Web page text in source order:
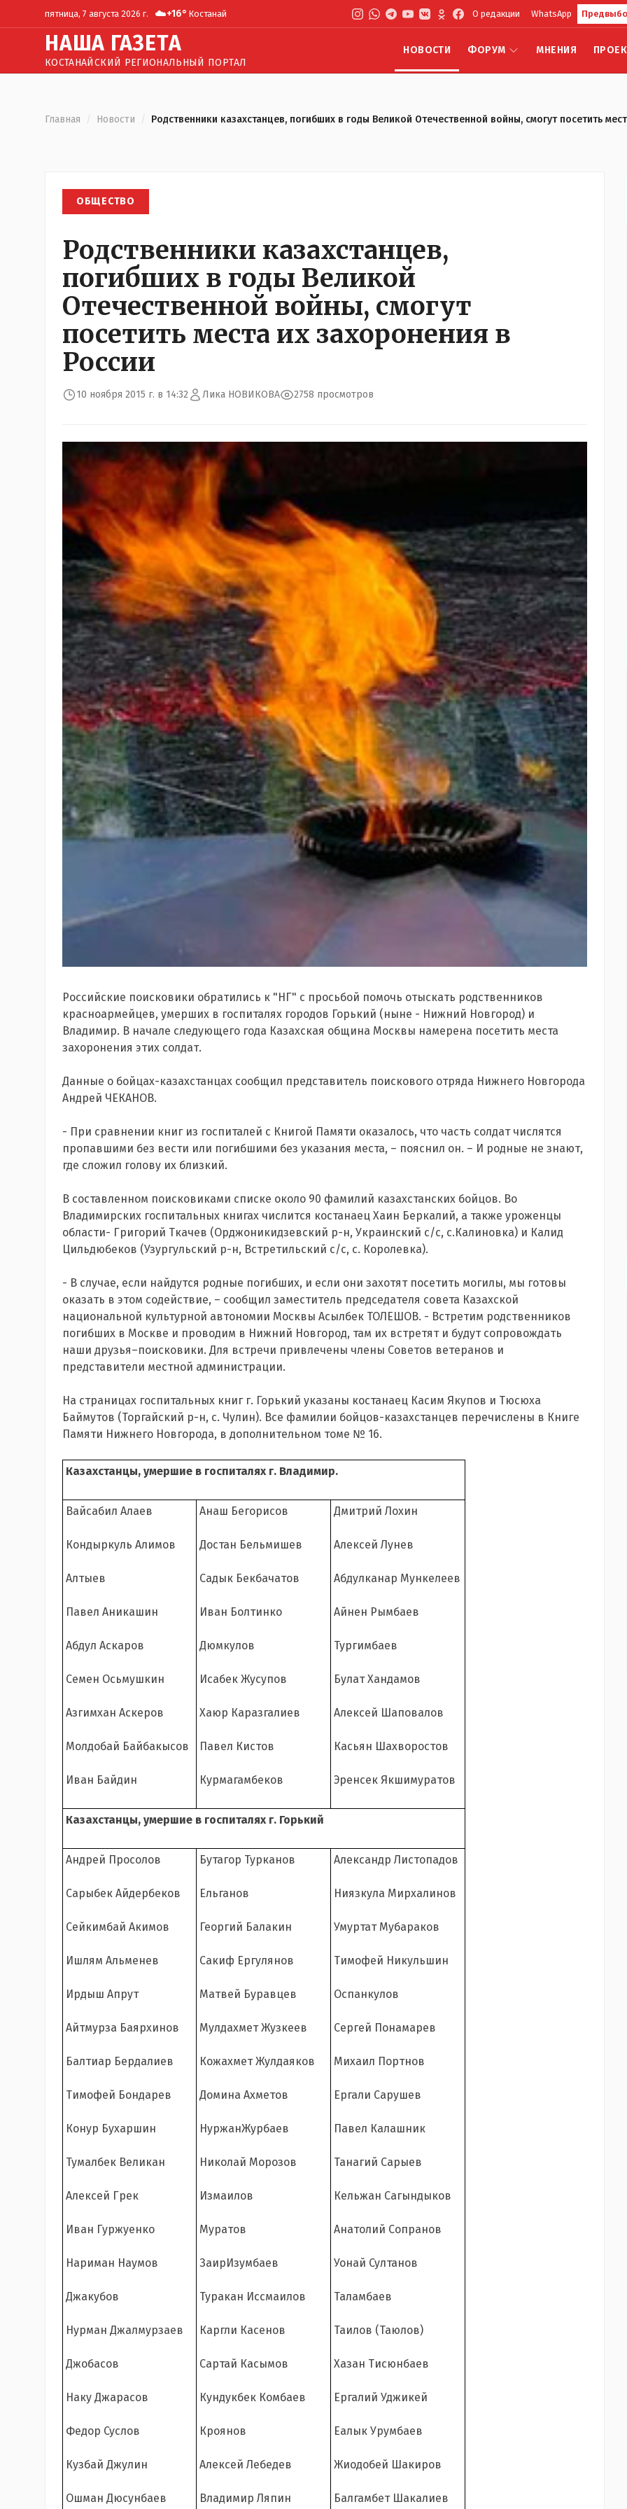
пятница, 7 августа 2026 г. ☁️+16° Костанай О редакции WhatsApp
НАША ГАЗЕТА
КОСТАНАЙСКИЙ РЕГИОНАЛЬНЫЙ ПОРТАЛ
НОВОСТИ ФОРУМ МНЕНИЯ
Главная / Новости / Родственники казахстанцев, погибших в годы Великой Отечественной войны, смогут посетить
ОБЩЕСТВО
Родственники казахстанцев,
погибших в годы Великой
Отечественной войны, смогут
посетить места их захоронения в
России
10 ноября 2015 г. в 14:32 Лика НОВИКОВА 2758 просмотров
Российские поисковики обратились к "НГ" с просьбой помочь отыскать родственников
красноармейцев, умерших в госпиталях городов Горький (ныне - Нижний Новгород) и
Владимир. В начале следующего года Казахская община Москвы намерена посетить места
захоронения этих солдат.
Данные о бойцах-казахстанцах сообщил представитель поискового отряда Нижнего Новгорода
Андрей ЧЕКАНОВ.
- При сравнении книг из госпиталей с Книгой Памяти оказалось, что часть солдат числятся
пропавшими без вести или погибшими без указания места, – пояснил он. – И родные не знают,
где сложил голову их близкий.
В составленном поисковиками списке около 90 фамилий казахстанских бойцов. Во
Владимирских госпитальных книгах числится костанаец Хаин Беркалий, а также уроженцы
области- Григорий Ткачев (Орджоникидзевский р-н, Украинский с/с, с.Калиновка) и Калид
Цильдюбеков (Узургульский р-н, Встретильский с/с, с. Королевка).
- В случае, если найдутся родные погибших, и если они захотят посетить могилы, мы готовы
оказать в этом содействие, – сообщил заместитель председателя совета Казахской
национальной культурной автономии Москвы Асылбек ТОЛЕШОВ. - Встретим родственников
погибших в Москве и проводим в Нижний Новгород, там их встретят и будут сопровождать
наши друзья–поисковики. Для встречи привлечены члены Советов ветеранов и
представители местной администрации.
На страницах госпитальных книг г. Горький указаны костанаец Касим Якупов и Тюсюха
Баймутов (Торгайский р-н, с. Чулин). Все фамилии бойцов-казахстанцев перечислены в Книге
Памяти Нижнего Новгорода, в дополнительном томе № 16.
Казахстанцы, умершие в госпиталях г. Владимир.
Вайсабил Алаев
Кондыркуль Алимов
Алтыев
Павел Аникашин
Абдул Аскаров
Семен Осьмушкин
Азгимхан Аскеров
Молдобай Байбакысов
Иван Байдин
Анаш Бегорисов
Достан Бельмишев
Садык Бекбачатов
Иван Болтинко
Дюмкулов
Исабек Жусупов
Хаюр Каразгалиев
Павел Кистов
Курмагамбеков
Дмитрий Лохин
Алексей Лунев
Абдулканар Мункелеев
Айнен Рымбаев
Тургимбаев
Булат Хандамов
Алексей Шаповалов
Касьян Шахворостов
Эренсек Якшимуратов
Казахстанцы, умершие в госпиталях г. Горький
Андрей Просолов
Сарыбек Айдербеков
Сейкимбай Акимов
Ишлям Альменев
Ирдыш Апрут
Айтмурза Баярхинов
Балтиар Бердалиев
Тимофей Бондарев
Конур Бухаршин
Тумалбек Великан
Алексей Грек
Иван Гуржуенко
Нариман Наумов
Джакубов
Нурман Джалмурзаев
Джобасов
Наку Джарасов
Федор Суслов
Кузбай Джулин
Ошман Дюсунбаев
Бутагор Турканов
Ельганов
Георгий Балакин
Сакиф Ергулянов
Матвей Буравцев
Мулдахмет Жузкеев
Кожахмет Жулдаяков
Домина Ахметов
НуржанЖурбаев
Николай Морозов
Измаилов
Муратов
ЗаирИзумбаев
Туракан Иссмаилов
Каргли Касенов
Сартай Касымов
Кундукбек Комбаев
Кроянов
Алексей Лебедев
Владимир Ляпин
Александр Листопадов
Ниязкула Мирхалинов
Умуртат Мубараков
Тимофей Никульшин
Оспанкулов
Сергей Понамарев
Михаил Портнов
Ергали Сарушев
Павел Калашник
Танагий Сарыев
Кельжан Сагындыков
Анатолий Сопранов
Уонай Султанов
Таламбаев
Таилов (Таюлов)
Хазан Тисюнбаев
Ергалий Уджикей
Еалык Урумбаев
Жиодобей Шакиров
Балгамбет Шакалиев